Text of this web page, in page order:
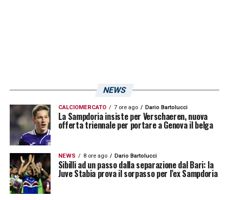
NEWS
CALCIOMERCATO 7 ore ago Dario Bartolucci
La Sampdoria insiste per Verschaeren, nuova
offerta triennale per portare a Genova il belga
NEWS 8 ore ago Dario Bartolucci
Sibilli ad un passo dalla separazione dal Bari: la
Juve Stabia prova il sorpasso per l’ex Sampdoria